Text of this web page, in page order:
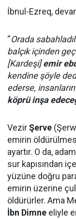
İbnul-Ezreq,
“Orada
balçık içinden
[Kardeşi]emir
kendine şöyle
ederse,
köprü inşa
VezirŞerve
emirin
ayartır. O da,
sur kapısından
yüzüne doğru
emirin üzerine
öldürürler. Ama
İbn Dimne eliyle